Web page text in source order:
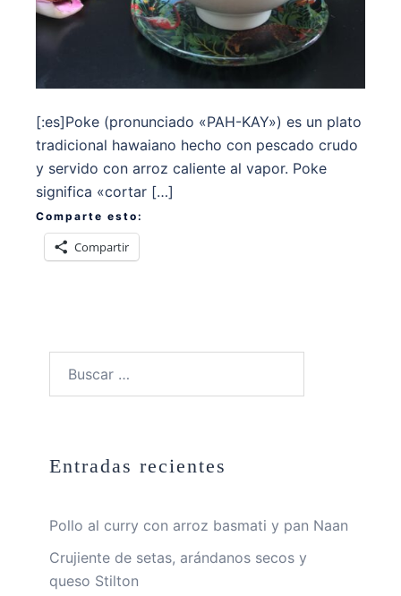
[:es]Poke (pronunciado «PAH-KAY») es un plato
tradicional hawaiano hecho con pescado crudo
y servido con arroz caliente al vapor. Poke
significa «cortar […]
Comparte esto:
Compartir
Entradas recientes
Pollo al curry con arroz basmati y pan Naan
Crujiente de setas, arándanos secos y
queso Stilton